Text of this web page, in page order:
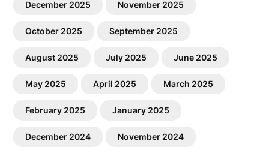
December 2025 November 2025
October 2025 September 2025
August 2025 July 2025 June 2025
May 2025 April 2025 March 2025
February 2025 January 2025
December 2024 November 2024